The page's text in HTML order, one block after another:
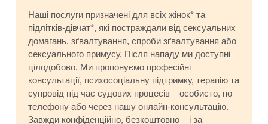
Наші послуги призначені для всіх жінок* та
підлітків-дівчат*, які постраждали від сексуальних
домагань, зґвалтування, спроби зґвалтування або
сексуального примусу. Після нападу ми доступні
цілодобово. Ми пропонуємо професійні
консультації, психосоціальну підтримку, терапію та
супровід під час судових процесів – особисто, по
телефону або через нашу онлайн-консультацію.
Завжди конфіденційно, безкоштовно – і за